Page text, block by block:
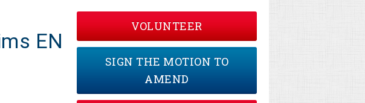
EN
VOLUNTEER
SIGN THE MOTION TO
AMEND